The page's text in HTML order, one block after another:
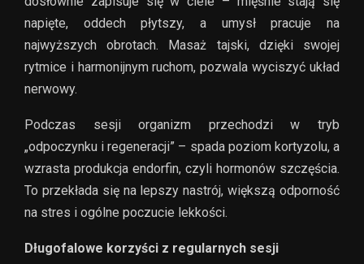
napięte, oddech płytszy, a umysł pracuje na
najwyższych obrotach. Masaż tajski, dzięki swojej
rytmice i harmonijnym ruchom, pozwala wyciszyć układ
nerwowy.
Podczas sesji organizm przechodzi w tryb
„odpoczynku i regeneracji” – spada poziom kortyzolu, a
wzrasta produkcja endorfin, czyli hormonów szczęścia.
To przekłada się na lepszy nastrój, większą odporność
na stres i ogólne poczucie lekkości.
Długofalowe korzyści z regularnych sesji